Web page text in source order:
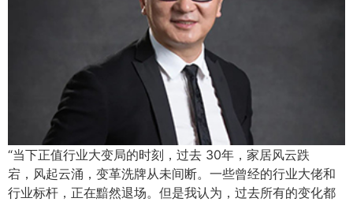
“当下正值行业大变局的时刻，过去 30年，家居‍‍风云跌
宕，‍‍风起云涌，变革洗牌从未间断。一些曾经的行业大佬和
行业标杆，正在‍‍黯然退场。但是我认为，‍‍过去所有的变化都